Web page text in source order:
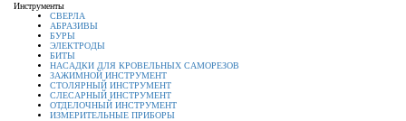
Инструменты
СВЕРЛА
АБРАЗИВЫ
БУРЫ
ЭЛЕКТРОДЫ
БИТЫ
НАСАДКИ ДЛЯ КРОВЕЛЬНЫХ САМОРЕЗОВ
ЗАЖИМНОЙ ИНСТРУМЕНТ
СТОЛЯРНЫЙ ИНСТРУМЕНТ
СЛЕСАРНЫЙ ИНСТРУМЕНТ
ОТДЕЛОЧНЫЙ ИНСТРУМЕНТ
ИЗМЕРИТЕЛЬНЫЕ ПРИБОРЫ